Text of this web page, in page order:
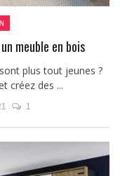
meuble en bois
plus tout jeunes ?
créez des ...
1